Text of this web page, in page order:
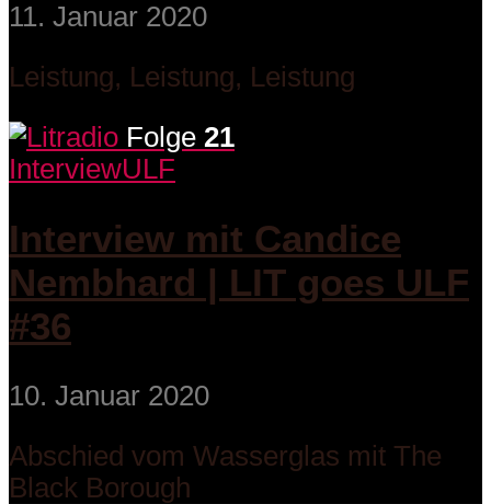
11. Januar 2020
Leistung, Leistung, Leistung
Folge 21
InterviewULF
Interview mit Candice
Nembhard | LIT goes ULF
#36
10. Januar 2020
Abschied vom Wasserglas mit The
Black Borough